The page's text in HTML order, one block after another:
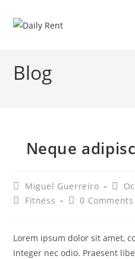
Blog
Neque
Post
author:
Miguel Guerreiro
Post
PostFitness
Post0 Comments
Lorem ipsum dolor sit amet,
Integer nec odio. Praesent